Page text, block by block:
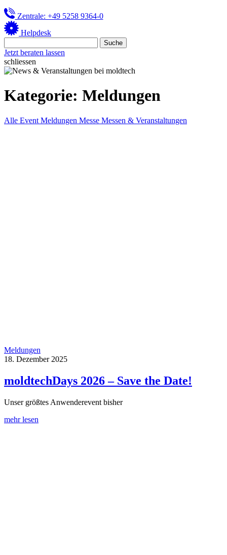
Zentrale: +49 5258 9364-0
Helpdesk
Jetzt beraten lassen
schliessen
Kategorie: Meldungen
Alle Event Meldungen Messe Messen & Veranstaltungen
Meldungen
18. Dezember 2025
moldtechDays 2026 – Save the Date!
Unser größtes Anwenderevent bisher
mehr lesen